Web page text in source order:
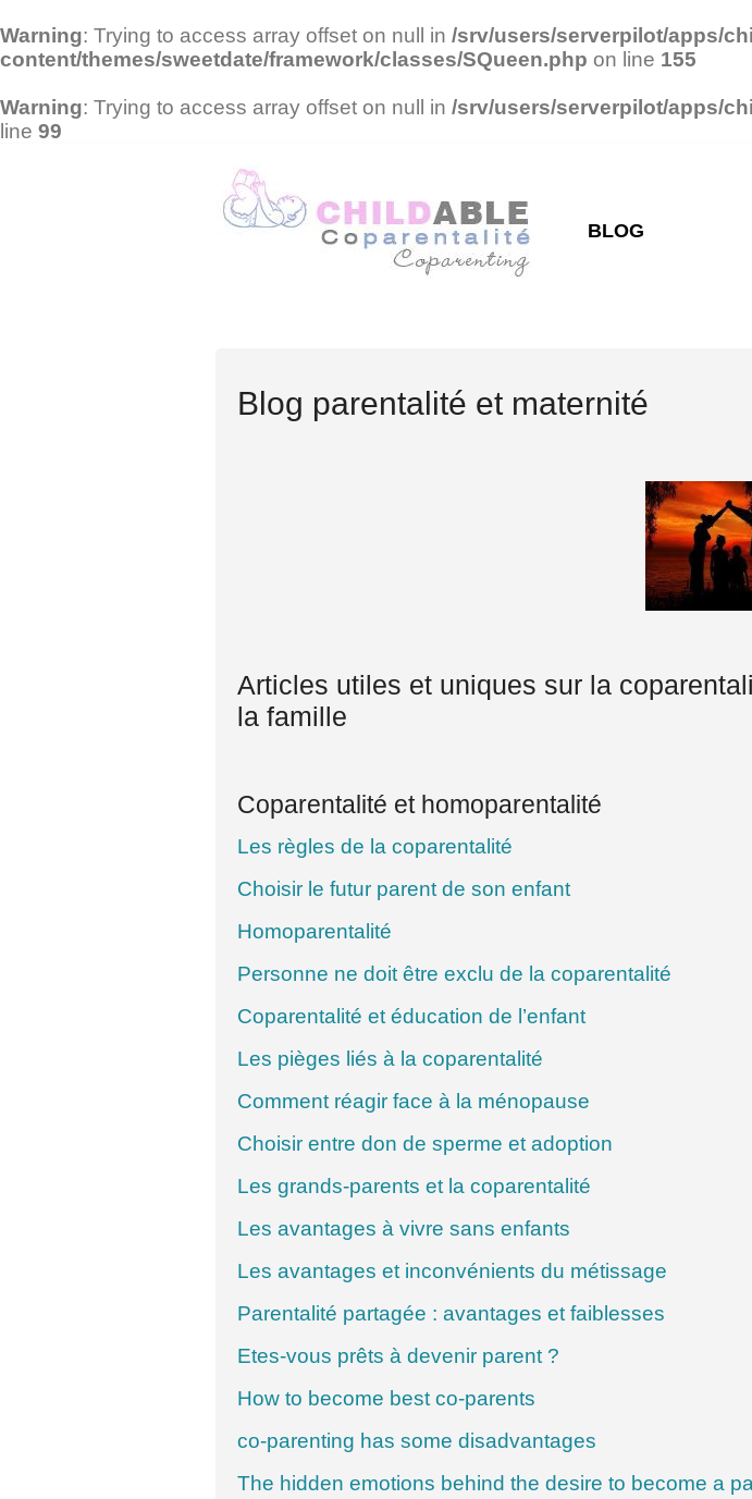
Warning: Trying to access array offset on null in /srv/users/serverpilot/apps/
content/themes/sweetdate/framework/classes/SQueen.php on line 155
Warning: Trying to access array offset on null in /srv/users/serverpilot/apps/
line 99
BLOG
Blog parentalité et maternité
Articles utiles et uniques sur la
la famille
Coparentalité et homoparentalité
Les règles de la coparentalité
Choisir le futur parent de son enfant
Homoparentalité
Personne ne doit être exclu de la coparentalité
Coparentalité et éducation de l’enfant
Les pièges liés à la coparentalité
Comment réagir face à la ménopause
Choisir entre don de sperme et adoption
Les grands-parents et la coparentalité
Les avantages à vivre sans enfants
Les avantages et inconvénients du métissage
Parentalité partagée : avantages et faiblesses
Etes-vous prêts à devenir parent ?
How to become best co-parents
co-parenting has some disadvantages
The hidden emotions behind the desire to become a